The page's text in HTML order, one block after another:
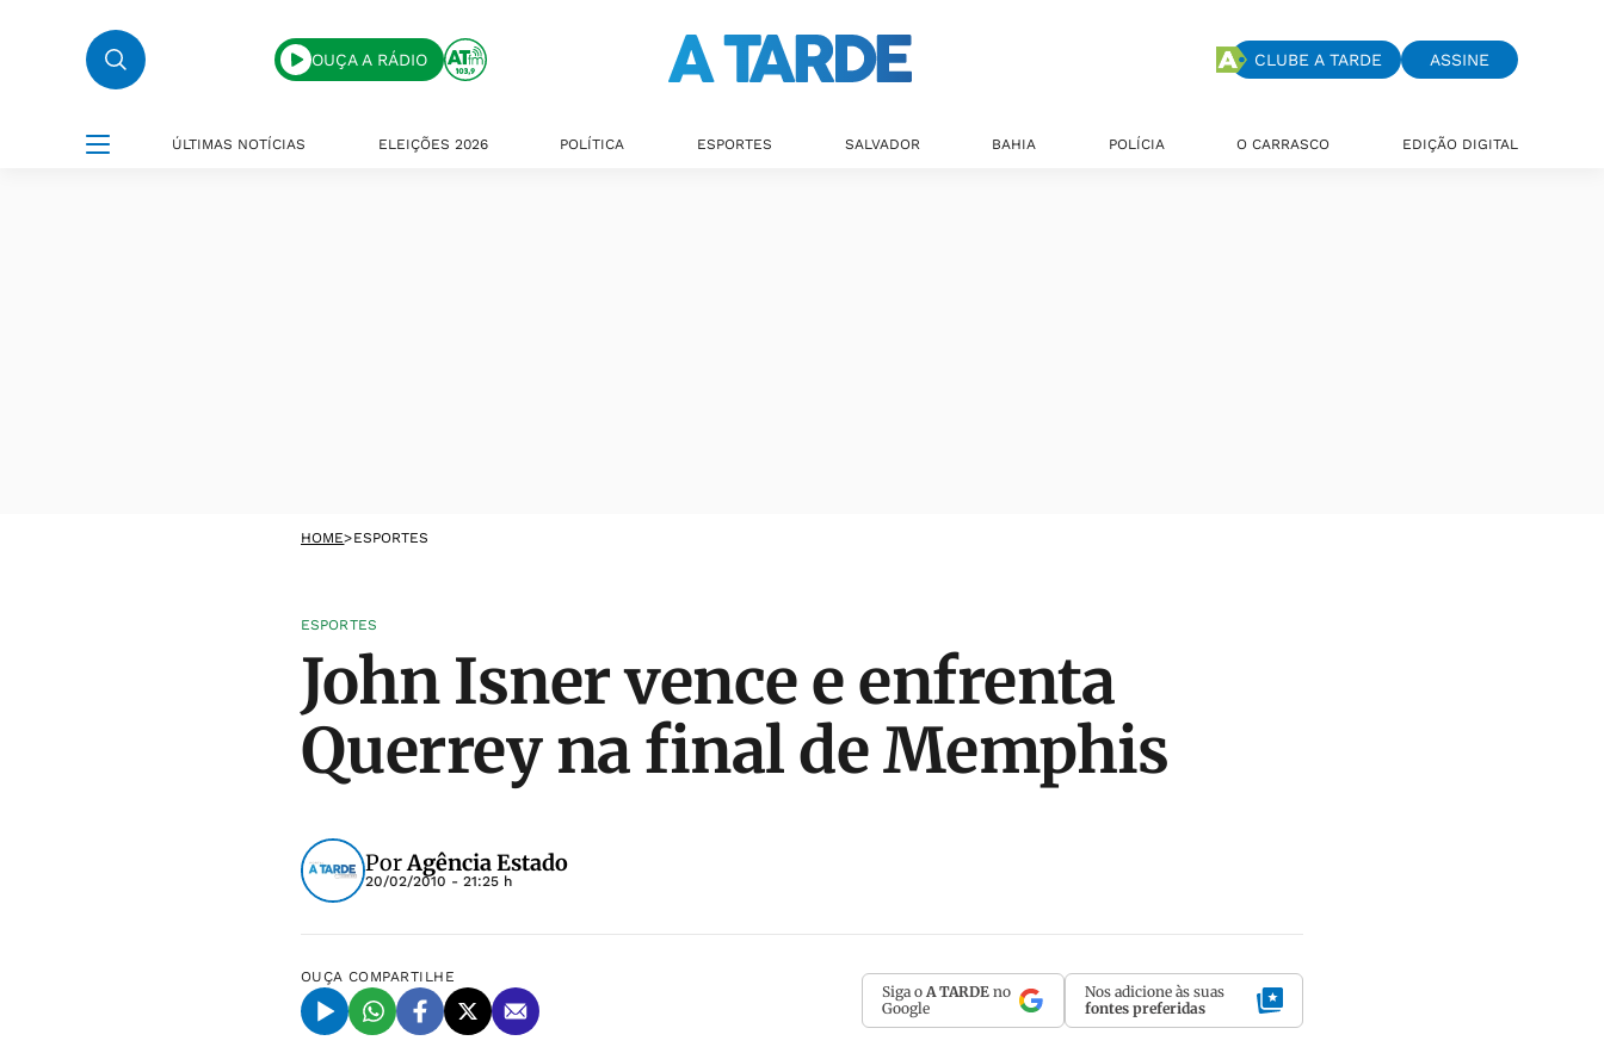
OUÇA A RÁDIO CLUBE A TARDE ASSINE
ÚLTIMAS NOTÍCIAS ELEIÇÕES 2026 POLÍTICA ESPORTES SALVADOR BAHIA POLÍCIA O CARRASCO EDIÇÃO DIGITAL
HOME>ESPORTES
ESPORTES
John Isner vence e enfrenta
Querrey na final de Memphis
PorAgência Estado
20/02/2010 - 21:25 h
OUÇA COMPARTILHE
Siga o A TARDE no
Google
Nos adicione às suas
fontes preferidas